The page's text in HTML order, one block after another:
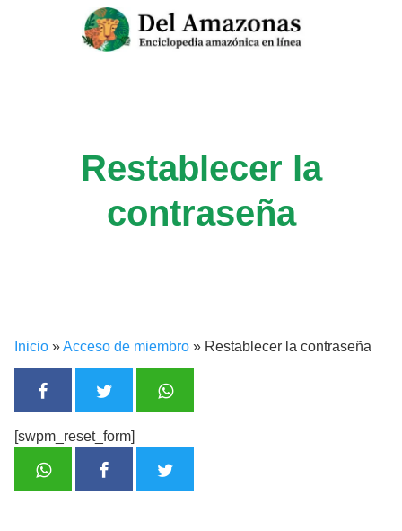
Restablecer la
contraseña
Inicio »Acceso de miembro » Restablecer la contraseña
[swpm_reset_form]